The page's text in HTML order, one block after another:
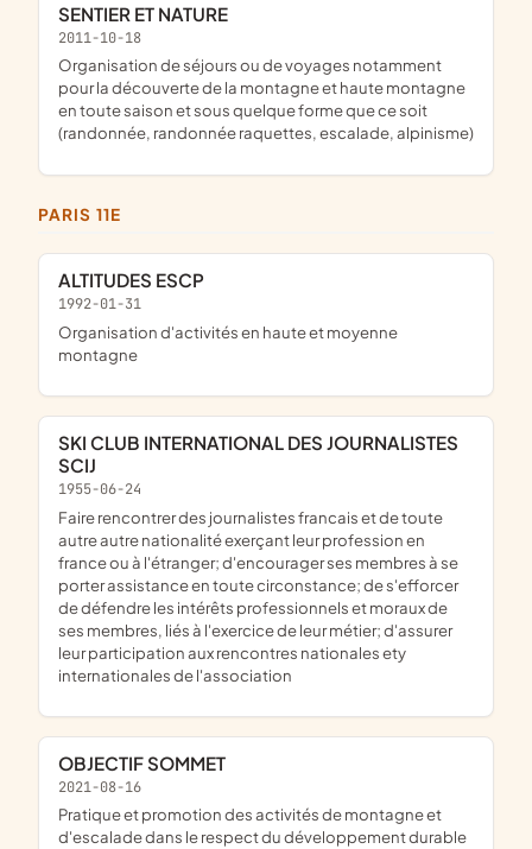
SENTIER ET NATURE
2011-10-18
organisation de séjours ou de voyages notamment
pour la découverte de la montagne et haute montagne
en toute saison et sous quelque forme que ce soit
(randonnée, randonnée raquettes, escalade, alpinisme)
PARIS 11E
ALTITUDES ESCP
1992-01-31
organisation d'activités en haute et moyenne
montagne
SKI CLUB INTERNATIONAL DES JOURNALISTES
SCIJ
1955-06-24
faire rencontrer des journalistes francais et de toute
autre autre nationalité exerçant leur profession en
france ou à l'étranger; d'encourager ses membres à se
porter assistance en toute circonstance; de s'efforcer
de défendre les intérêts professionnels et moraux de
ses membres, liés à l'exercice de leur métier; d'assurer
leur participation aux rencontres nationales ety
internationales de l'association
OBJECTIF SOMMET
2021-08-16
pratique et promotion des activités de montagne et
d'escalade dans le respect du développement durable